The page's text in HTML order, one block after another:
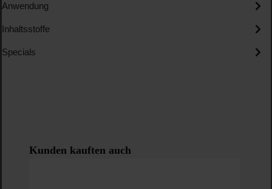
Anwendung
Inhaltsstoffe
Specials
Produktgalerie überspringen
Kunden kauften auch